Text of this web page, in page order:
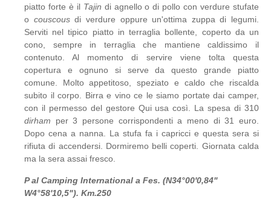
piatto forte è il Tajin di agnello o di pollo con verdure stufate
o couscousdi verdure oppure un'ottima zuppa di legumi.
Serviti nel tipico piatto in terraglia bollente, coperto da un
cono, sempre in terraglia che mantiene caldissimo il
contenuto. Al momento di servire viene tolta questa
copertura e ognuno si serve da questo grande piatto
comune. Molto appetitoso, speziato e caldo che riscalda
subito il corpo. Birra e vino ce le siamo portate dai camper,
con il permesso del gestore Qui usa così. La spesa di 310
dirham per 3 persone corrispondenti a meno di 31 euro.
Dopo cena a nanna. La stufa fa i capricci e questa sera si
rifiuta di accendersi. Dormiremo belli coperti. Giornata calda
ma la sera assai fresco.
P al Camping International a Fes. (N34°00'0,84"
W4°58'10,5"). Km.250